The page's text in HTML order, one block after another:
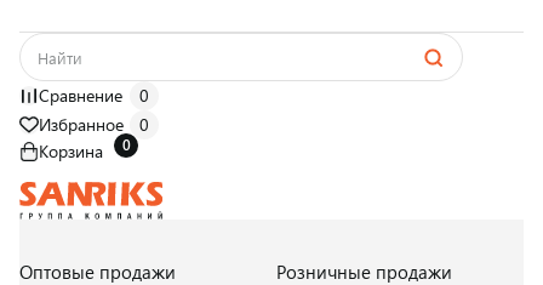
Сравнение
0
Избранное
0
Корзина
0
И В РОЗНИЦУ
Оптовые продажи Розничные продажи